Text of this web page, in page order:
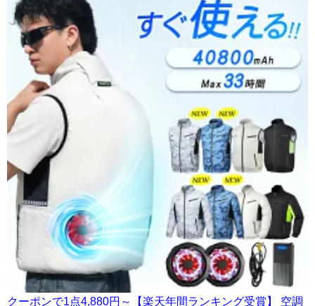
クーポンで1点4,880円～【楽天年間ランキング受賞】 空調